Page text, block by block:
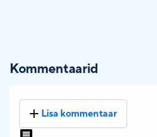
Kommentaarid
Lisa kommentaar